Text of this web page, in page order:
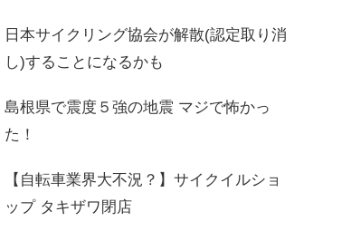
日本サイクリング協会が解散(認定取り消
し)することになるかも
島根県で震度５強の地震 マジで怖かっ
た！
【自転車業界大不況？】サイクイルショ
ップ タキザワ閉店